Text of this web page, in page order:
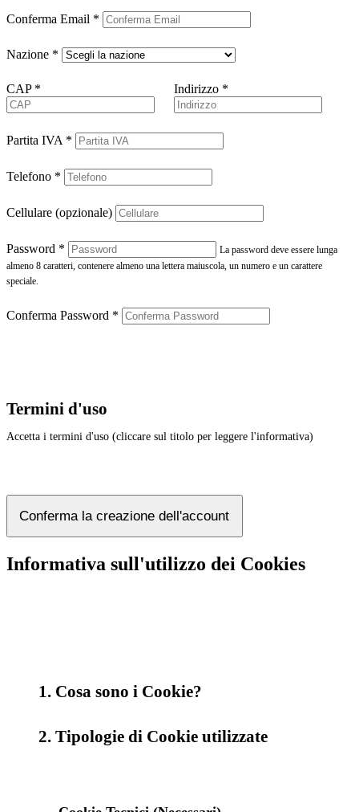
Conferma Email *
Nazione *
CAP * Indirizzo *
Partita IVA *
Telefono *
Cellulare (opzionale)
Password *
La password deve essere lunga
almeno 8 caratteri, contenere almeno una lettera maiuscola, un numero e un carattere
speciale.
Conferma Password *
Termini d'uso
Accetta i termini d'uso (cliccare sul titolo per leggere l'informativa)
Conferma la creazione dell'account
Informativa sull'utilizzo dei Cookies
1. Cosa sono i Cookie?
2. Tipologie di Cookie utilizzate